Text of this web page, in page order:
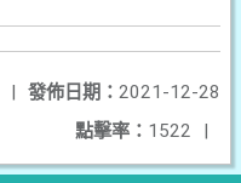
發佈日期： 2021-12-28
|
點擊率： 1522 |